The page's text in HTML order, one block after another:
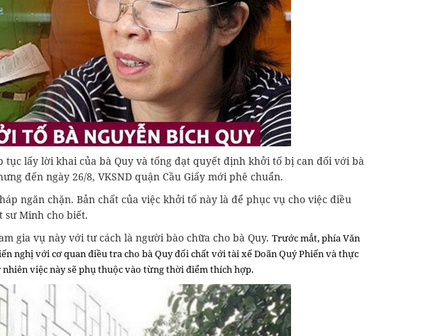
tục lấy lời khai của bà Quy và tống đạt quyết định khởi tố bị can đối với bà
đến ngày 26/8, VKSND quận Cầu Giấy mới phê chuẩn.
ngăn chặn. Bản chất của việc khởi tố này là để phục vụ cho việc điều
sư Minh cho biết.
gia vụ này với tư cách là người bào chữa cho bà Quy. Trước mắt, phía Văn
nghị với cơ quan điều tra cho bà Quy đối chất với tài xế Doãn Quý Phiến và thực
việc này sẽ phụ thuộc vào từng thời điểm thích hợp.